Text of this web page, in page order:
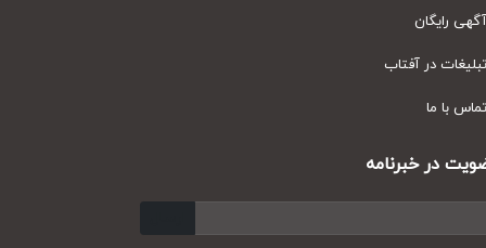
رایگان
در آفتاب
با ما
در خبرنامه